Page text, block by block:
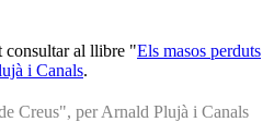
consultar al llibre "Els masos perduts
i Canals.
Creus", per Arnald Plujà i Canals